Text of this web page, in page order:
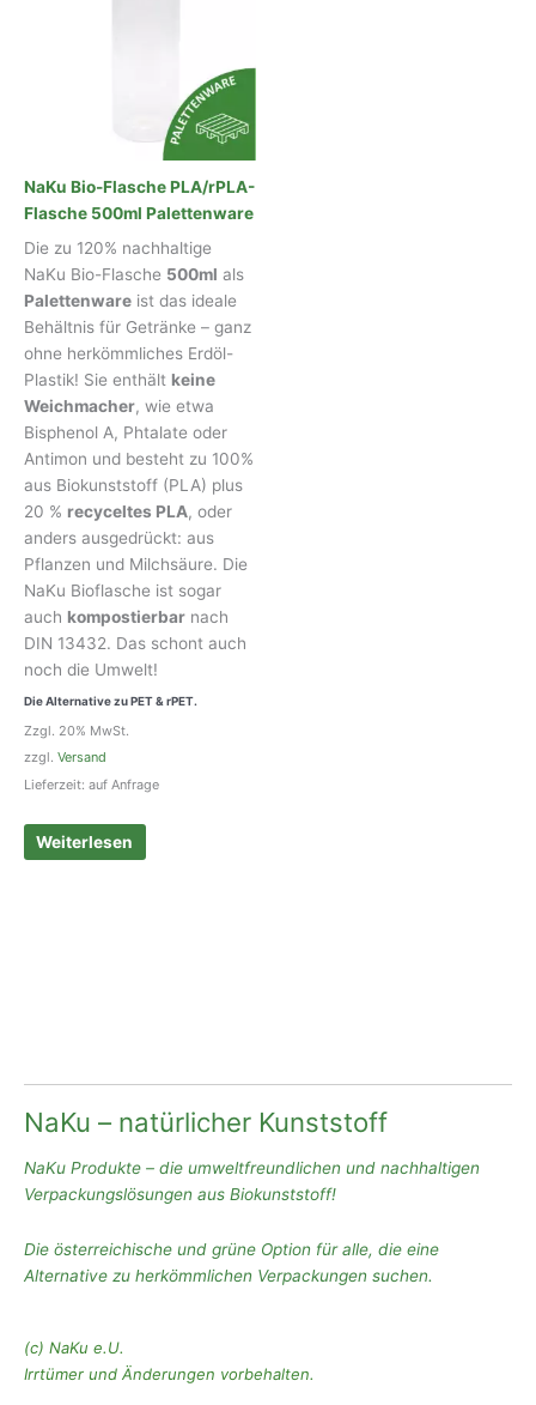
NaKu Bio-Flasche PLA/rPLA-
Flasche 500ml Palettenware
Die zu 120% nachhaltige
NaKu Bio-Flasche 500ml als
Palettenware ist das ideale
Behältnis für Getränke – ganz
ohne herkömmliches Erdöl-
Plastik! Sie enthält keine
Weichmacher, wie etwa
Bisphenol A, Phtalate oder
Antimon und besteht zu 100%
aus Biokunststoff (PLA) plus
20 % recyceltes PLA, oder
anders ausgedrückt: aus
Pflanzen und Milchsäure. Die
NaKu Bioflasche ist sogar
auch kompostierbar nach
DIN 13432. Das schont auch
noch die Umwelt!
Die Alternative zu PET & rPET.
Zzgl. 20% MwSt.
zzgl. Versand
Lieferzeit: auf Anfrage
Weiterlesen
NaKu – natürlicher Kunststoff
NaKu Produkte – die umweltfreundlichen und nachhaltigen
Verpackungslösungen aus Biokunststoff!
Die österreichische und grüne Option für alle, die eine
Alternative zu herkömmlichen Verpackungen suchen.
(c) NaKu e.U.
Irrtümer und Änderungen vorbehalten.